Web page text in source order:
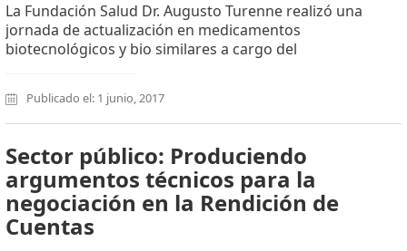
La Fundación Salud Dr. Augusto Turenne realizó una
jornada de actualización en medicamentos
biotecnológicos y bio similares a cargo del
Publicado el: 1 junio, 2017
Sector público: Produciendo
argumentos técnicos para la
negociación en la Rendición de
Cuentas